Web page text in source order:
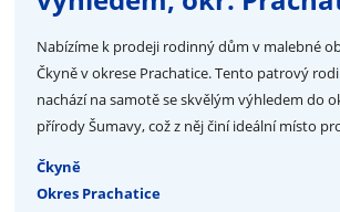
Nabízíme k prodeji rodinný dům v malebné
Čkyně v okrese Prachatice. Tento patrový
nachází na samotě se skvělým výhledem do
přírody Šumavy, což z něj činí ideální místo
Čkyně
Okres Prachatice